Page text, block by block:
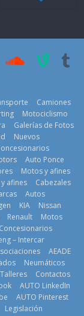
3 de agosto de
La FEDAK
recibe 12
Sinotruk
Bolden para
cubrir las rutas
de La Vuelta
31 de julio de
2026
Camiones
Motociclismo
Galerías de Fotos
Nuevos
Auto Ponce
Motos y afines
afines
Cabezales
Autos
KIA
Nissan
Renault
Motos
Concesionarios
– Intercar
AEADE
Neumáticos
Talleres
Contactos
AUTO LinkedIn
AUTO Pinterest
Legislación